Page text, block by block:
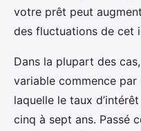
votre prêt peut
des fluctuations de cet
Dans la plupart des
variable commence par
laquelle le taux
cinq à sept ans. Passé